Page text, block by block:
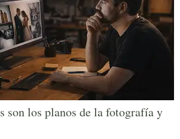
son los planos de la fotografía y